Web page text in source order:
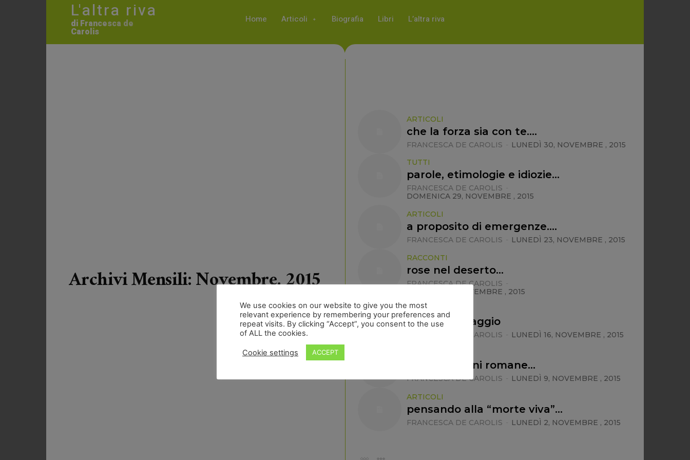
L'altra riva
di Francesca de
Carolis
Home Articoli Biografia Libri L’altra riva
Archivi Mensili: Novembre, 2015
ARTICOLI
che la forza sia con te….
FRANCESCA DE CAROLIS - LUNEDÌ 30, NOVEMBRE , 2015
TUTTI
parole, etimologie e idiozie…
FRANCESCA DE CAROLIS -
DOMENICA 29, NOVEMBRE , 2015
ARTICOLI
a proposito di emergenze….
FRANCESCA DE CAROLIS - LUNEDÌ 23, NOVEMBRE , 2015
RACCONTI
rose nel deserto…
FRANCESCA DE CAROLIS -
MARTEDÌ 17, NOVEMBRE , 2015
RACCONTI
Sonata di viaggio
FRANCESCA DE CAROLIS - LUNEDÌ 16, NOVEMBRE , 2015
Conversazioni romane…
FRANCESCA DE CAROLIS - LUNEDÌ 9, NOVEMBRE , 2015
ARTICOLI
pensando alla “morte viva”…
FRANCESCA DE CAROLIS - LUNEDÌ 2, NOVEMBRE , 2015
We use cookies on our website to give you the most
relevant experience by remembering your preferences and
repeat visits. By clicking “Accept”, you consent to the use
of ALL the cookies.
Cookie settings ACCEPT